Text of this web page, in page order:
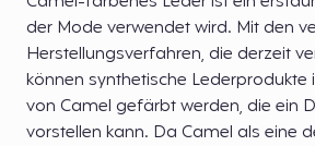
der Mode verwendet wird. Mit den
Herstellungsverfahren, die derzeit
können synthetische Lederprodukte
von Camel gefärbt werden, die ein
vorstellen kann. Da Camel als eine